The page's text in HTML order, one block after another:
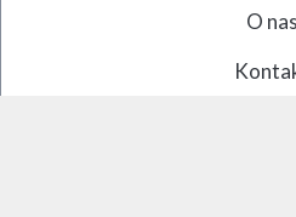
O nas